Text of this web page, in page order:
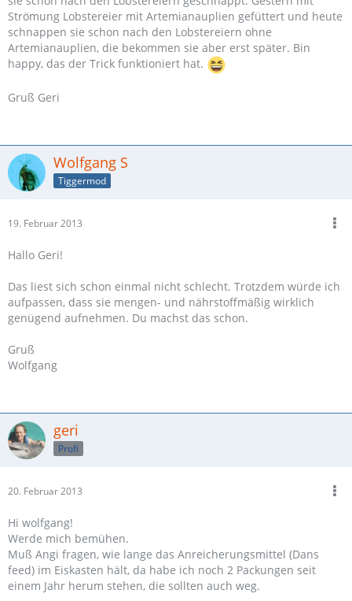
Strömung Lobstereier mit Artemianauplien gefüttert und heute
schnappen sie schon nach den Lobstereiern ohne
Artemianauplien, die bekommen sie aber erst später. Bin
happy, das der Trick funktioniert hat.
Gruß Geri
Wolfgang S
Tiggermod
19. Februar 2013
Hallo Geri!
Das liest sich schon einmal nicht schlecht. Trotzdem würde ich
aufpassen, dass sie mengen- und nährstoffmäßig wirklich
genügend aufnehmen. Du machst das schon.
Gruß
Wolfgang
geri
Profi
20. Februar 2013
Hi wolfgang!
Werde mich bemühen.
Muß Angi fragen, wie lange das Anreicherungsmittel (Dans
feed) im Eiskasten hält, da habe ich noch 2 Packungen seit
einem Jahr herum stehen, die sollten auch weg.